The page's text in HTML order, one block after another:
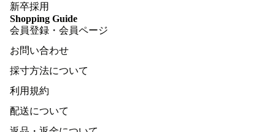
新卒採用
Shopping Guide
会員登録・会員ページ
お問い合わせ
採寸方法について
利用規約
配送について